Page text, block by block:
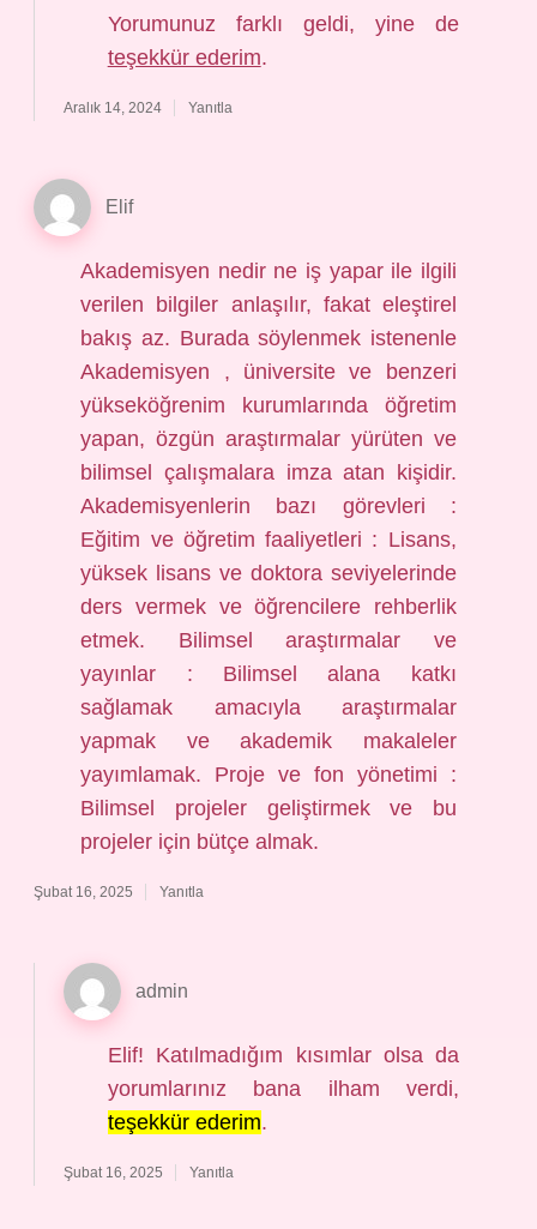
Yorumunuz farklı geldi, yine de
teşekkür ederim.
Aralık 14, 2024 Yanıtla
Elif
Akademisyen nedir ne iş yapar ile ilgili
verilen bilgiler anlaşılır, fakat eleştirel
bakış az. Burada söylenmek istenenle
Akademisyen , üniversite ve benzeri
yükseköğrenim kurumlarında öğretim
yapan, özgün araştırmalar yürüten ve
bilimsel çalışmalara imza atan kişidir.
Akademisyenlerin bazı görevleri :
Eğitim ve öğretim faaliyetleri : Lisans,
yüksek lisans ve doktora seviyelerinde
ders vermek ve öğrencilere rehberlik
etmek. Bilimsel araştırmalar ve
yayınlar : Bilimsel alana katkı
sağlamak amacıyla araştırmalar
yapmak ve akademik makaleler
yayımlamak. Proje ve fon yönetimi :
Bilimsel projeler geliştirmek ve bu
projeler için bütçe almak.
Şubat 16, 2025 Yanıtla
admin
Elif! Katılmadığım kısımlar olsa da
yorumlarınız bana ilham verdi,
teşekkür ederim.
Şubat 16, 2025 Yanıtla